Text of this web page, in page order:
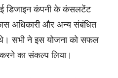
डिजाइन कंपनी के कंसलटेंट
अधिकारी और अन्य संबंधित
थे। सभी ने इस योजना को सफल
का संकल्प लिया।